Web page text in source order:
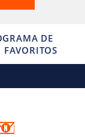
DE
FAVORITOS